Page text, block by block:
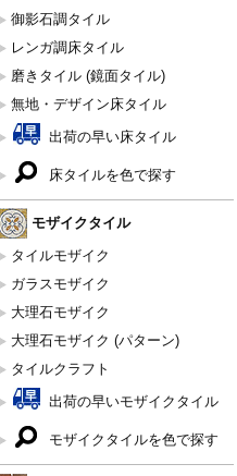
御影石調タイル
レンガ調床タイル
磨きタイル (鏡面タイル)
無地・デザイン床タイル
出荷の早い床タイル
床タイルを色で探す
モザイクタイル
タイルモザイク
ガラスモザイク
大理石モザイク
大理石モザイク (パターン)
タイルクラフト
出荷の早いモザイクタイル
モザイクタイルを色で探す